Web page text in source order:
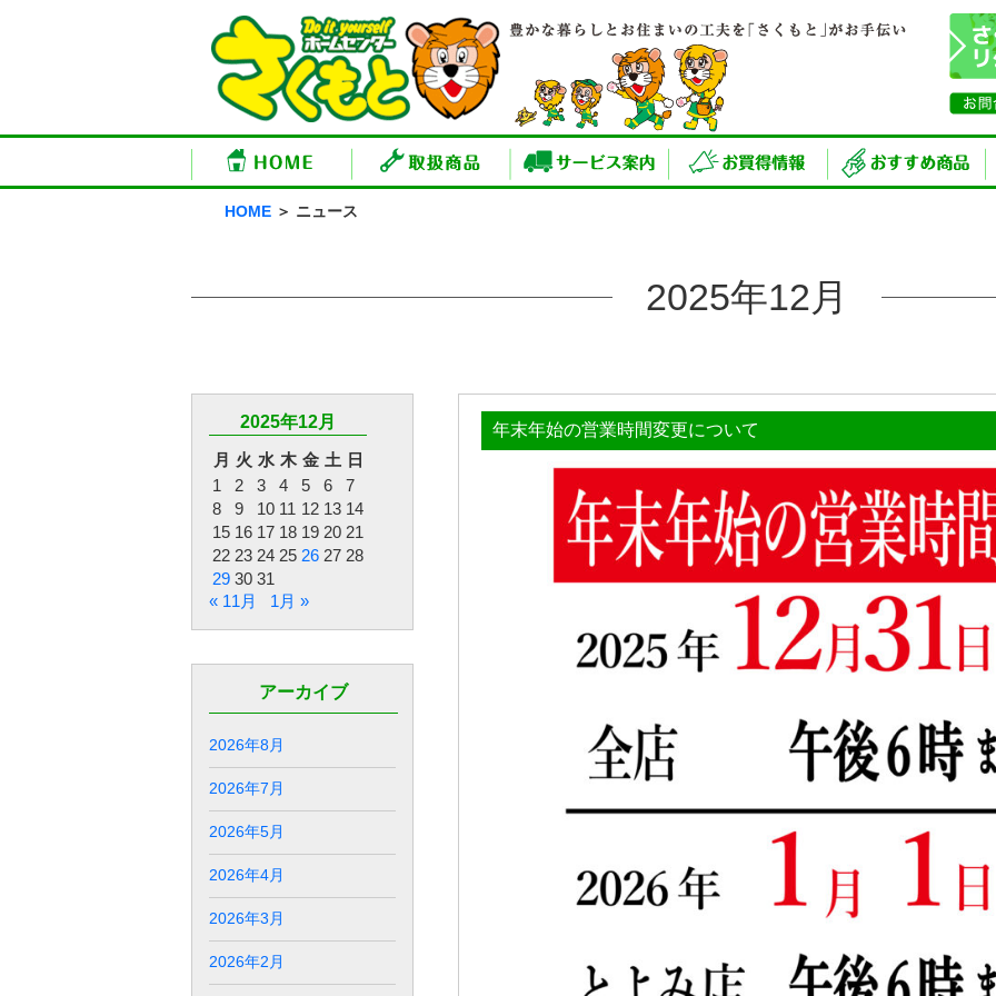
HOME ＞ ニュース
2025年12月
年末年始の営業時間変更について
2025年12月
月 火 水 木 金 土 日
1
2 3 4 5 6
7
8
9 10 11 12 13 14
15 16 17 18 19 20 21
22 23 24 25 26 27 28
29 30 31
« 11月
1月 »
アーカイブ
2026年8月
2026年7月
2026年5月
2026年4月
2026年3月
2026年2月